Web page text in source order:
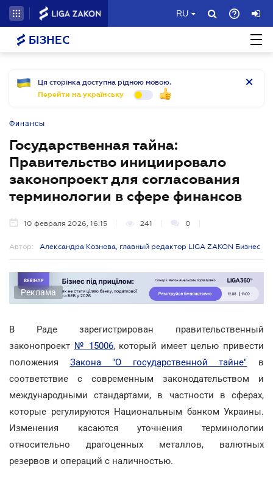
RU
БІЗНЕС
Ця сторінка доступна рідною мовою.
Перейти на українську
Финансы
Государственная тайна:
Правительство инициировало
законопроект для согласования
терминологии в сфере финансов
10 февраля 2026, 16:15 241 0
Автор: Александра Кознова, главный редактор LIGA ZAKON Бизнес
Реклама
В Раде зарегистрирован правительственный
законопроект № 15006, который имеет целью привести
положения Закона "О государственной тайне" в
соответствие с современным законодательством и
международными стандартами, в частности в сферах,
которые регулируются Национальным банком Украины.
Изменения касаются уточнения терминологии
относительно драгоценных металлов, валютных
резервов и операций с наличностью.